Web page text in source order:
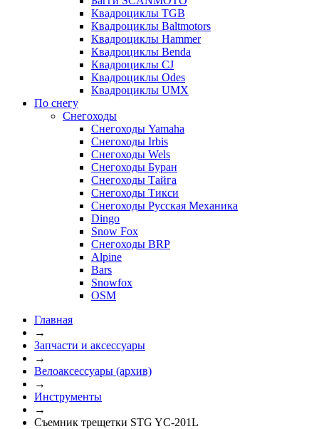
Квадроциклы TGB
Квадроциклы Baltmotors
Квадроциклы Hammer
Квадроциклы Benda
Квадроциклы CJ
Квадроциклы Odes
Квадроциклы UMX
По снегу
Снегоходы
Снегоходы Yamaha
Снегоходы Irbis
Снегоходы Wels
Снегоходы Буран
Снегоходы Тайга
Снегоходы Тикси
Снегоходы Русская Механика
Dingo
Snow Fox
Снегоходы BRP
Alpine
Bars
Snowfox
OSM
Главная
→
Запчасти и аксессуары
→
Велоаксессуары (архив)
→
Инструменты
→
Съемник трещетки STG YC-201L